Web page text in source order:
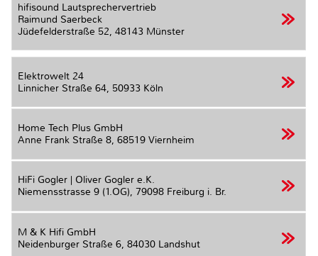
hifisound Lautsprechervertrieb
Raimund Saerbeck
Jüdefelderstraße 52, 48143 Münster
Elektrowelt 24
Linnicher Straße 64, 50933 Köln
Home Tech Plus GmbH
Anne Frank Straße 8, 68519 Viernheim
HiFi Gogler | Oliver Gogler e.K.
Niemensstrasse 9 (1.OG), 79098 Freiburg i. Br.
M & K Hifi GmbH
Neidenburger Straße 6, 84030 Landshut